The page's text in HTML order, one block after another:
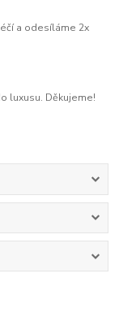
a odesíláme 2x
luxusu. Děkujeme!